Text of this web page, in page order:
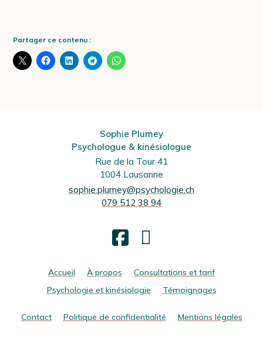
Partager ce contenu :
Sophie Plumey
Psychologue & kinésiologue
Rue de la Tour 41
1004 Lausanne
sophie.plumey@psychologie.ch
079 512 38 94
Facebook
Accueil À propos
Consultations et tarif
Psychologie et kinésiologie
Témoignages
Contact Politique de confidentialité Mentions légales